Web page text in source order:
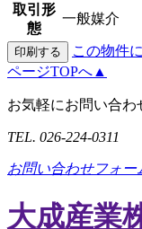
取引形
態
一般媒介
この物件
ページTOPへ▲
お気軽にお問い合わ
TEL. 026-224-0311
お問い合わせフォー
大成産業